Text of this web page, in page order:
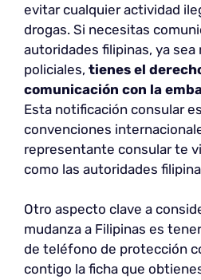
evitar cualquier actividad
drogas. Si necesitas
autoridades filipinas, ya sea
policiales, tienes el
comunicación con la
Esta notificación consular
convenciones
representante consular te
como las autoridades
Otro aspecto clave a
mudanza a Filipinas es
de teléfono de protección
contigo la ficha que